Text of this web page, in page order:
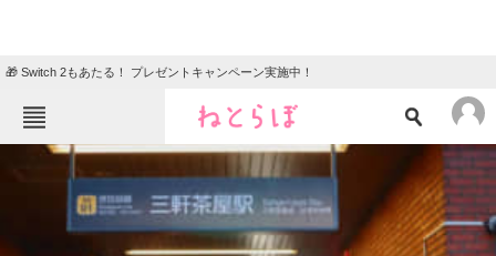
🎁 Switch 2もあたる！ プレゼントキャンペーン実施中！
ねとらぼメニュー
ニュース
クイズ